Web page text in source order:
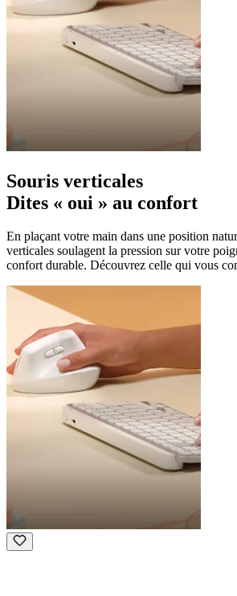
Souris verticales
Dites « oui » au confort
En plaçant votre main dans une position
verticales soulagent la pression sur votre
confort durable. Découvrez celle qui vous